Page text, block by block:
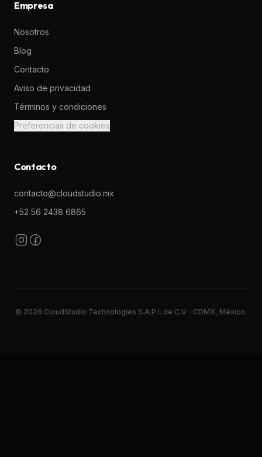
Empresa
Nosotros
Blog
Contacto
Aviso de privacidad
Términos y condiciones
Preferencias de cookies
Contacto
contacto@cloudstudio.mx
+52 56 2438 6865
© 2026 CloudStudio Technologies S.A.P.I. de C.V. · CDMX, México.